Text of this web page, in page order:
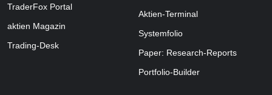
TraderFox Portal
aktien Magazin
Trading-Desk
Aktien-Terminal
Systemfolio
Paper: Research-Reports
Portfolio-Builder